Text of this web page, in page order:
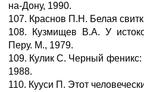
на-Дону, 1990.
107. Краснов П.Н. Белая
108. Кузмищев В.А. У
Перу. М., 1979.
109. Кулик С. Черный
1988.
110. Кууси П. Этот